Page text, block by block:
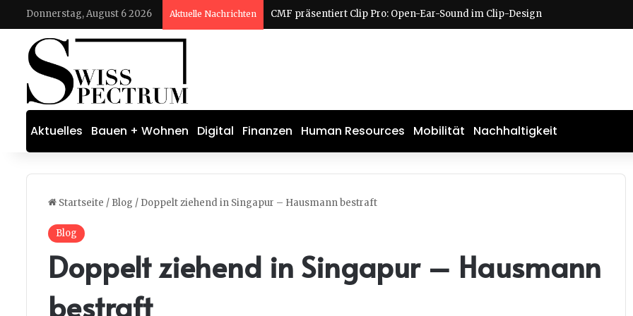
Donnerstag, August 6 2026 Aktuelle Nachrichten
Aktuelles Bauen + Wohnen Digital Finanzen Human Resources Mobilität Nachhaltigkeit
Startseite / Blog / Doppelt ziehend in Singapur – Hausmann bestraft
Blog
Doppelt ziehend in Singapur – Hausmann
bestraft